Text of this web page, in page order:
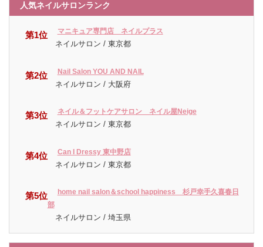
人気ネイルサロンランク
第1位 マニキュア専門店 ネイルプラス
ネイルサロン / 東京都
第2位 Nail Salon YOU AND NAIL
ネイルサロン / 大阪府
第3位 ネイル＆フットケアサロン ネイル屋Neige
ネイルサロン / 東京都
第4位 Can I Dressy 東中野店
ネイルサロン / 東京都
第5位
home nail salon＆school happiness 杉戸幸手久喜春日
部
ネイルサロン / 埼玉県